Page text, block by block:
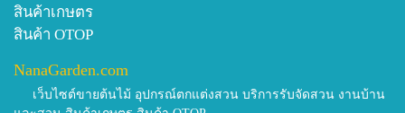
สินค้าเกษตร
สินค้า OTOP
NanaGarden.com
เว็บไซต์ขายต้นไม้ อุปกรณ์ตกแต่งสวน บริการรับจัดสวน งานบ้าน